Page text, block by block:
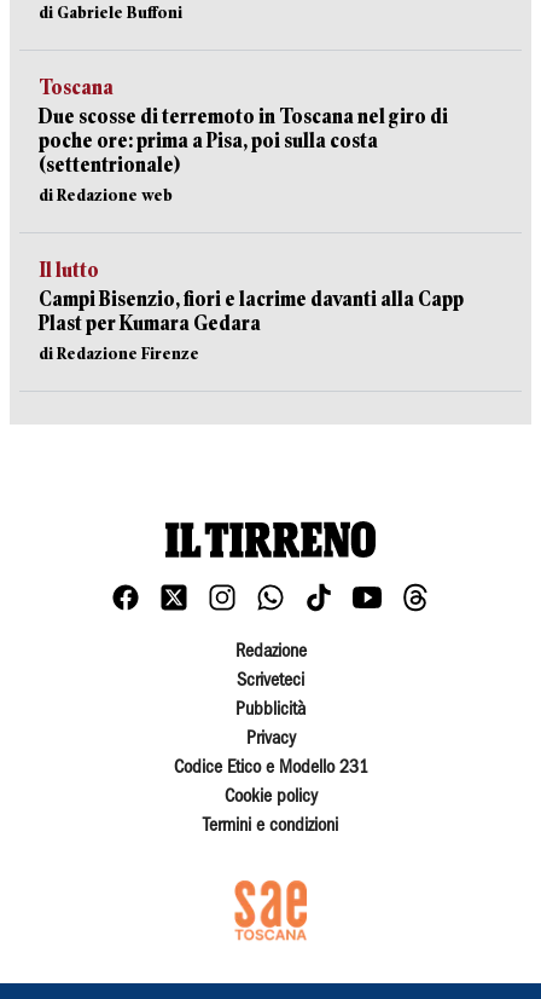
di Gabriele Buffoni
Toscana
Due scosse di terremoto in Toscana nel giro di
poche ore: prima a Pisa, poi sulla costa
(settentrionale)
di Redazione web
Il lutto
Campi Bisenzio, fiori e lacrime davanti alla Capp
Plast per Kumara Gedara
di Redazione Firenze
Redazione
Scriveteci
Pubblicità
Privacy
Codice Etico e Modello 231
Cookie policy
Termini e condizioni